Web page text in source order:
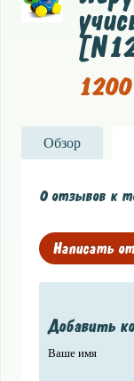
Обзор
0 отзывов к
Написать
Добавить
Ваше имя